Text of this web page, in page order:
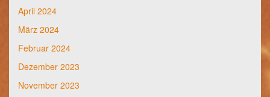
April 2024
März 2024
Februar 2024
Dezember 2023
November 2023